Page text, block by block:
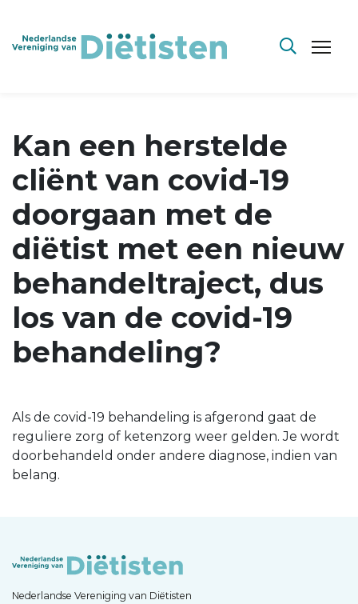
Kan een herstelde
cliënt van covid-19
doorgaan met de
diëtist met een nieuw
behandeltraject, dus
los van de covid-19
behandeling?
Als de covid-19 behandeling is afgerond gaat de
reguliere zorg of ketenzorg weer gelden. Je wordt
doorbehandeld onder andere diagnose, indien van
belang.
Nederlandse Vereniging van Diëtisten